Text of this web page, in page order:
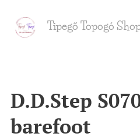
Tipegő Topogó
D.D.Step
barefoot